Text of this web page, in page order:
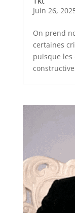
Juin 26,
On prend
certaines
puisque